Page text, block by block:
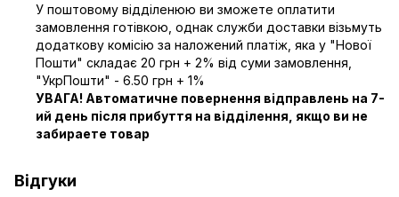
У поштовому відділенюю ви зможете оплатити
замовлення готівкою, однак служби доставки візьмуть
додаткову комісію за наложений платіж, яка у "Нової
Пошти" складає 20 грн + 2% від суми замовлення,
"УкрПошти" - 6.50 грн + 1%
УВАГА! Автоматичне повернення відправлень на 7-
ий день після прибуття на відділення, якщо ви не
забираете товар
Відгуки